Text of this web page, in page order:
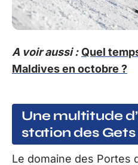
A voir aussi : Quel
Maldives en octobre ?
Une multitude
station des Gets
Le domaine des Portes